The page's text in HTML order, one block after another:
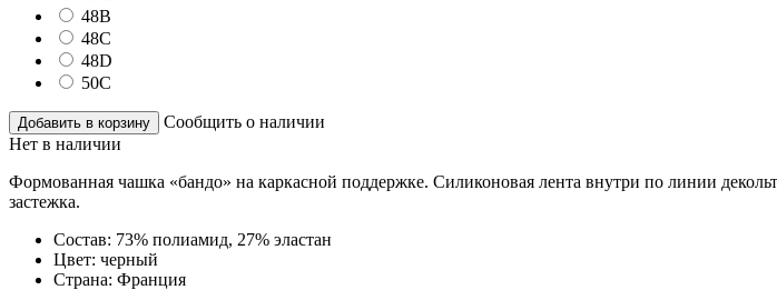
48B
48C
48D
50C
Добавить в корзину
Сообщить о наличии
Нет в наличии
Формованная чашка «бандо» на каркасной поддержке. Силиконовая лента внутри по линии
застежка.
Состав: 73% полиамид, 27% эластан
Цвет: черный
Страна: Франция